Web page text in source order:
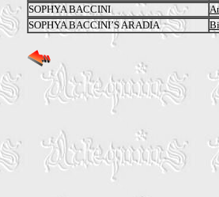
SOPHYA BACCINI
SOPHYA BACCINI’S ARADIA